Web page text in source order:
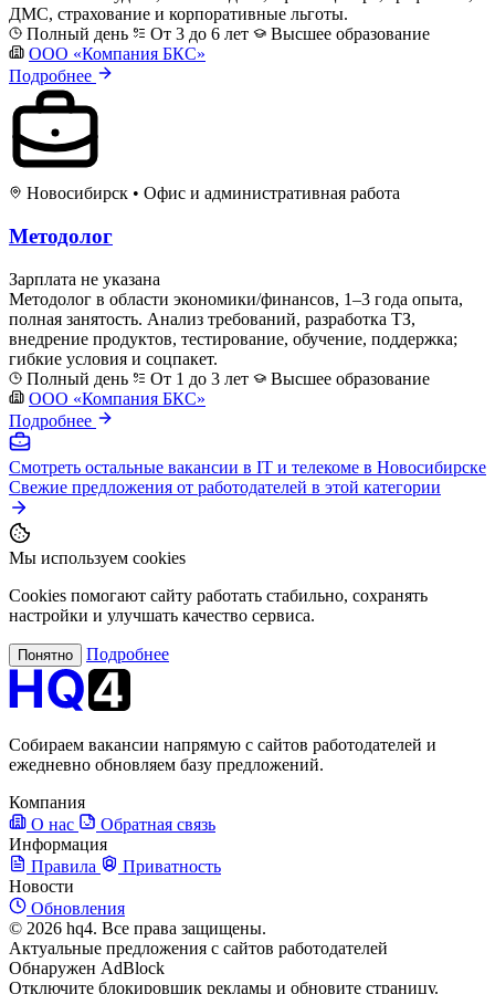
ДМС, страхование и корпоративные льготы.
Полный день
От 3 до 6 лет
Высшее образование
ООО «Компания БКС»
Подробнее
Новосибирск • Офис и административная работа
Методолог
Зарплата не указана
Методолог в области экономики/финансов, 1–3 года опыта,
полная занятость. Анализ требований, разработка ТЗ,
внедрение продуктов, тестирование, обучение, поддержка;
гибкие условия и соцпакет.
Полный день
От 1 до 3 лет
Высшее образование
ООО «Компания БКС»
Подробнее
Смотреть остальные вакансии в IT и телекоме в Новосибирске
Свежие предложения от работодателей в этой категории
Мы используем cookies
Cookies помогают сайту работать стабильно, сохранять
настройки и улучшать качество сервиса.
Понятно Подробнее
Собираем вакансии напрямую с сайтов работодателей и
ежедневно обновляем базу предложений.
Компания
О нас
Обратная связь
Информация
Правила
Приватность
Новости
Обновления
© 2026 hq4. Все права защищены.
Актуальные предложения с сайтов работодателей
Обнаружен AdBlock
Отключите блокировщик рекламы и обновите страницу.